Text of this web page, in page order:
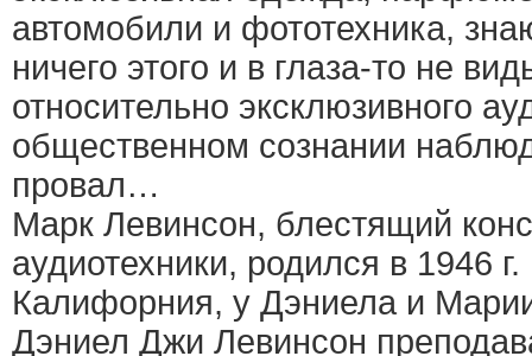
автомобили и фототехника,
ничего этого и в глаза-то не
относительно эксклюзивного
общественном сознании
провал…
Марк Левинсон, блестящий
аудиотехники, родился в 1946
Калифорния, у Дэниела и
Дэниел Джи Левинсон